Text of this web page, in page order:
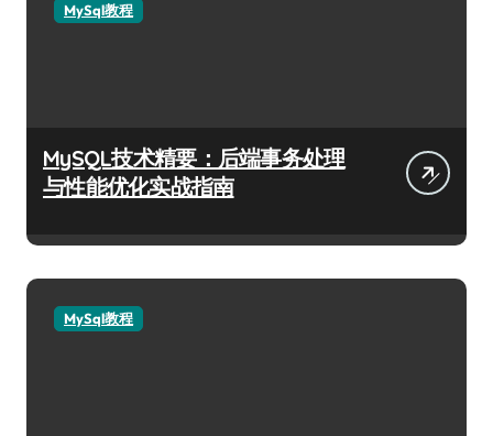
MySql教程
MySQL技术精要：后端事务处理
与性能优化实战指南
MySql教程